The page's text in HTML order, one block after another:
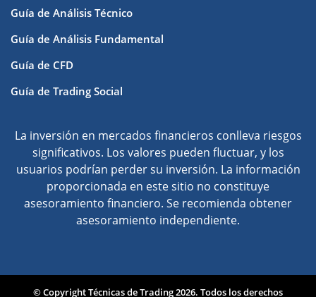
Guía de Análisis Técnico
Guía de Análisis Fundamental
Guía de CFD
Guía de Trading Social
La inversión en mercados financieros conlleva riesgos
significativos. Los valores pueden fluctuar, y los
usuarios podrían perder su inversión. La información
proporcionada en este sitio no constituye
asesoramiento financiero. Se recomienda obtener
asesoramiento independiente.
© Copyright Técnicas de Trading 2026. Todos los derechos